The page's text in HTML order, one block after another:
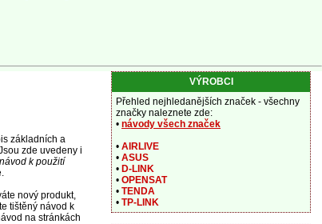
základních a
zde uvedeny i
k použití
nový produkt,
tištěný návod k
na stránkách
VÝROBCI
Přehled nejhledanějších značek - všechny
značky naleznete zde:
• návody všech značek
• AIRLIVE
• ASUS
• D-LINK
• OPENSAT
• TENDA
• TP-LINK